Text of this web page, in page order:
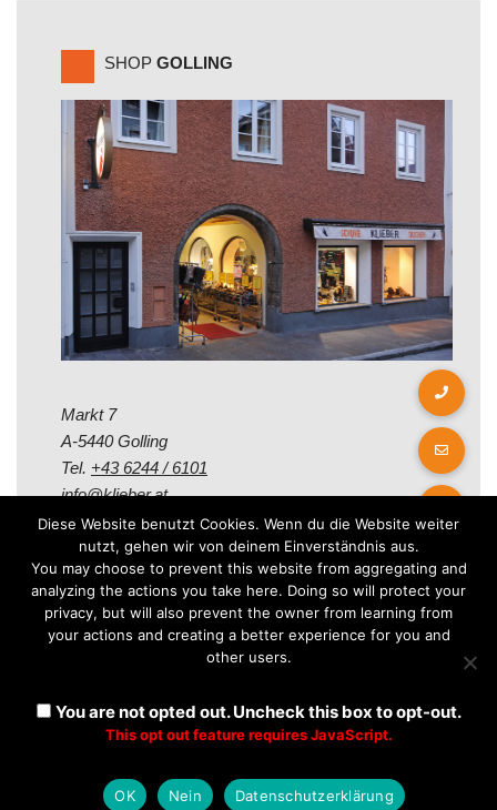
SHOP GOLLING
Markt 7
A-5440 Golling
Tel. +43 6244 / 6101
info@klieber.at
Öffungszeiten
Montag - Freitag:
08.00 - 12.00 Uhr
08.30 - 12.30 Uhr
| Präsentiert vonWordPress
Diese Website benutzt Cookies. Wenn du die Website weiter
nutzt, gehen wir von deinem Einverständnis aus.
You may choose to prevent this website from aggregating and
analyzing the actions you take here. Doing so will protect your
privacy, but will also prevent the owner from learning from
your actions and creating a better experience for you and
other users.
You are not opted out. Uncheck this box to opt-out.
This opt out feature requires JavaScript.
OK Nein Datenschutzerklärung